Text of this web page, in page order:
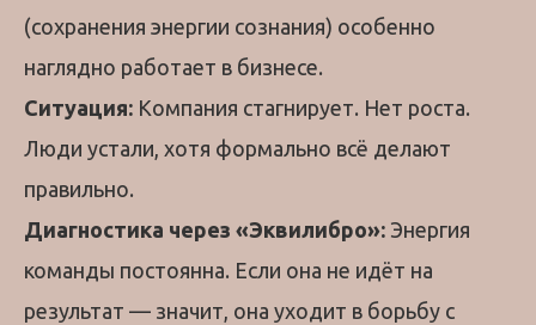
(сохранения энергии сознания) особенно
наглядно работает в бизнесе.
Ситуация: Компания стагнирует. Нет роста.
Люди устали, хотя формально всё делают
правильно.
Диагностика через «Эквилибро»: Энергия
команды постоянна. Если она не идёт на
результат — значит, она уходит в борьбу с